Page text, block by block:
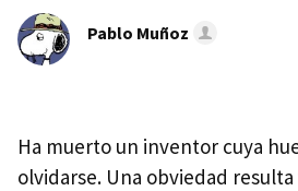
Pablo Muñoz
Ha muerto un inventor cuya
olvidarse. Una obviedad